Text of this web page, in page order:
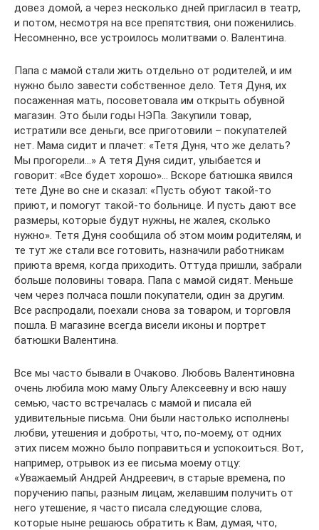
довез домой, а через несколько дней пригласил в театр,
и потом, несмотря на все препятствия, они поженились.
Несомненно, все устроилось молитвами о. Валентина.
Папа с мамой стали жить отдельно от родителей, и им
нужно было завести собственное дело. Тетя Дуня, их
посаженная мать, посоветовала им открыть обувной
магазин. Это были годы НЭПа. Закупили товар,
истратили все деньги, все приготовили – покупателей
нет. Мама сидит и плачет: «Тетя Дуня, что же делать?
Мы прогорели…» А тетя Дуня сидит, улыбается и
говорит: «Все будет хорошо»… Вскоре батюшка явился
тете Дуне во сне и сказал: «Пусть обуют такой-то
приют, и помогут такой-то больнице. И пусть дают все
размеры, которые будут нужны, не жалея, сколько
нужно». Тетя Дуня сообщила об этом моим родителям, и
те тут же стали все готовить, назначили работникам
приюта время, когда приходить. Оттуда пришли, забрали
больше половины товара. Папа с мамой сидят. Меньше
чем через полчаса пошли покупатели, один за другим.
Все распродали, поехали снова за товаром, и торговля
пошла. В магазине всегда висели иконы и портрет
батюшки Валентина.
Все мы часто бывали в Очаково. Любовь Валентиновна
очень любила мою маму Ольгу Алексеевну и всю нашу
семью, часто встречалась с мамой и писала ей
удивительные письма. Они были настолько исполнены
любви, утешения и доброты, что, по-моему, от одних
этих писем можно было поправиться и успокоиться. Вот,
например, отрывок из ее письма моему отцу:
«Уважаемый Андрей Андреевич, в старые времена, по
поручению папы, разным лицам, желавшим получить от
него утешение, я часто писала следующие слова,
которые ныне решаюсь обратить к Вам, думая, что,